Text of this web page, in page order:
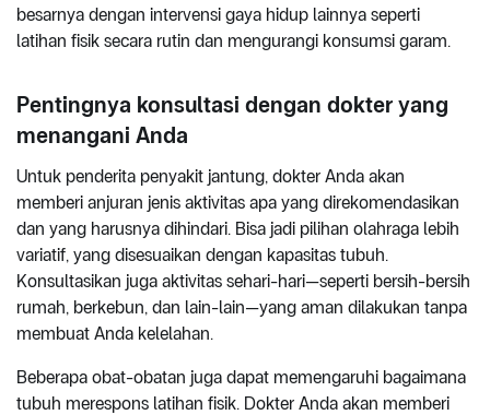
besarnya dengan intervensi gaya hidup lainnya seperti
latihan fisik secara rutin dan mengurangi konsumsi garam.
Pentingnya konsultasi dengan dokter yang
menangani Anda
Untuk penderita penyakit jantung, dokter Anda akan
memberi anjuran jenis aktivitas apa yang direkomendasikan
dan yang harusnya dihindari. Bisa jadi pilihan olahraga lebih
variatif, yang disesuaikan dengan kapasitas tubuh.
Konsultasikan juga aktivitas sehari-hari—seperti bersih-bersih
rumah, berkebun, dan lain-lain—yang aman dilakukan tanpa
membuat Anda kelelahan.
Beberapa obat-obatan juga dapat memengaruhi bagaimana
tubuh merespons latihan fisik. Dokter Anda akan memberi